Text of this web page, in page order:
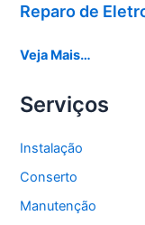
Reparo de
Veja Mais…
Serviços
Instalação
Conserto
Manutenção